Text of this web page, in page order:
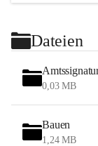
Dateien
0,03 MB
Bauen
1,24 MB